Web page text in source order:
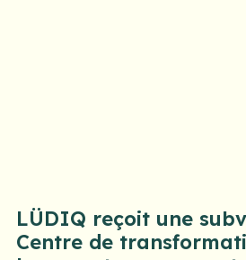
LÜDIQ reçoit une
Centre de